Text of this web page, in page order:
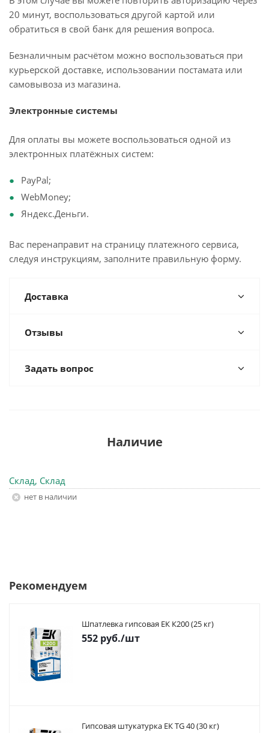
20 минут, воспользоваться другой картой или
обратиться в свой банк для решения вопроса.
Безналичным расчётом можно воспользоваться при
курьерской доставке, использовании постамата или
самовывоза из магазина.
Электронные системы
Для оплаты вы можете воспользоваться одной из
электронных платёжных систем:
PayPal;
WebMoney;
Яндекс.Деньги.
Вас перенаправит на страницу платежного сервиса,
следуя инструкциям, заполните правильную форму.
Доставка
Отзывы
Задать вопрос
Наличие
Склад, Склад
Нет в наличии
Рекомендуем
Шпатлевка гипсовая ЕК К200 (25 кг)
552 руб./шт
Гипсовая штукатурка ЕК TG 40 (30 кг)